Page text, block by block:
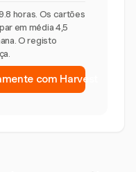
horas. Os cartões
em média 4,5
O registo
com Harvest